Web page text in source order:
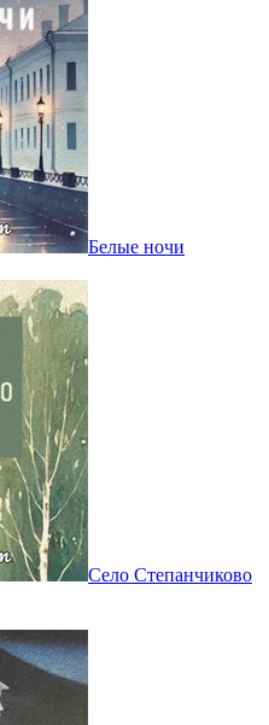
Белые ночи
Село Степанчиково